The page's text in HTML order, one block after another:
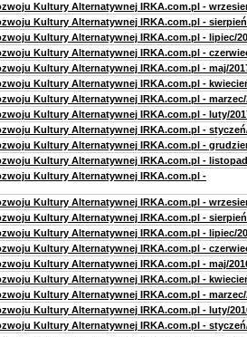
Kultury Alternatywnej IRKA.com.pl -
Kultury Alternatywnej IRKA.com.pl -
Kultury Alternatywnej IRKA.com.pl - lipiec/
Kultury Alternatywnej IRKA.com.pl -
Kultury Alternatywnej IRKA.com.pl - maj/
Kultury Alternatywnej IRKA.com.pl -
Kultury Alternatywnej IRKA.com.pl - marzec/
Kultury Alternatywnej IRKA.com.pl - luty/
Kultury Alternatywnej IRKA.com.pl -
Kultury Alternatywnej IRKA.com.pl -
Kultury Alternatywnej IRKA.com.pl -
Kultury Alternatywnej IRKA.com.pl -
Kultury Alternatywnej IRKA.com.pl -
Kultury Alternatywnej IRKA.com.pl -
Kultury Alternatywnej IRKA.com.pl - lipiec/
Kultury Alternatywnej IRKA.com.pl -
Kultury Alternatywnej IRKA.com.pl - maj/
Kultury Alternatywnej IRKA.com.pl -
Kultury Alternatywnej IRKA.com.pl - marzec/
Kultury Alternatywnej IRKA.com.pl - luty/
Kultury Alternatywnej IRKA.com.pl -